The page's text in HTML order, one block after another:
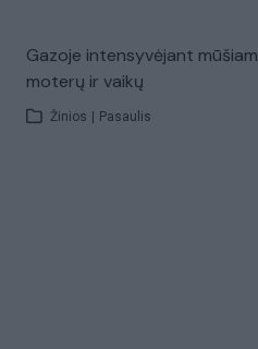
Gazoje intensyvėjant
moterų ir vaikų
Žinios Pasaulis